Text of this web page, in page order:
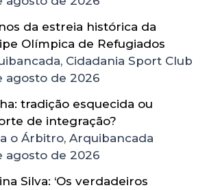
da estreia histórica da
Olímpica de Refugiados
Cidadania Sport Club
agosto de 2026
tradição esquecida ou
de integração?
o Árbitro, Arquibancada
agosto de 2026
Silva: ‘Os verdadeiros